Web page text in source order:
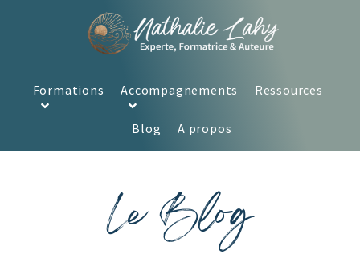
Formations Accompagnements Ressources
Blog A propos
Le Blog